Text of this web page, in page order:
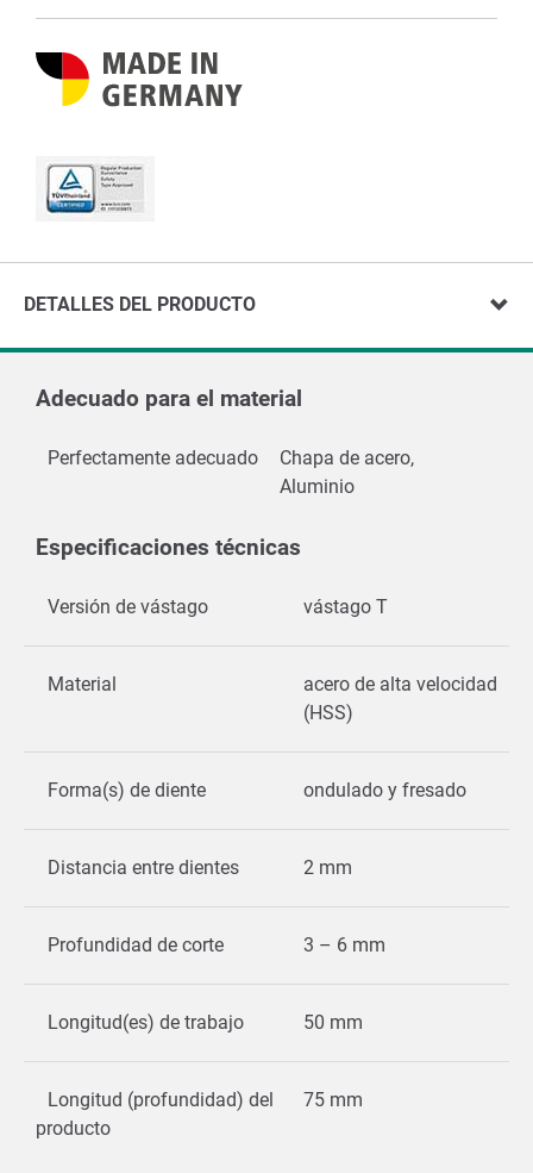
DETALLES DEL PRODUCTO
Adecuado para el material
Perfectamente adecuado
Chapa de acero,
Aluminio
Especificaciones técnicas
Versión de vástago vástago T
Material
acero de alta velocidad
(HSS)
Forma(s) de diente ondulado y fresado
Distancia entre dientes 2 mm
Profundidad de corte 3 – 6 mm
Longitud(es) de trabajo 50 mm
Longitud (profundidad) del
producto
75 mm